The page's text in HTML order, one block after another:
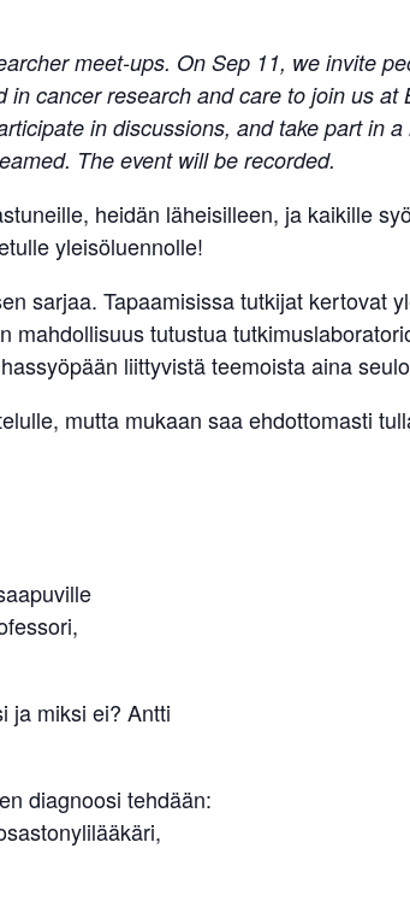
meet-ups. On Sep 11, we invite
cancer research and care to join us
in discussions, and take part in
The event will be recorded.
heidän läheisilleen, ja kaikille
yleisöluennolle!
sarjaa. Tapaamisissa tutkijat kertovat
mahdollisuus tutustua
liittyvistä teemoista aina
mutta mukaan saa ehdottomasti
ja miksi ei? Antti
diagnoosi tehdään: